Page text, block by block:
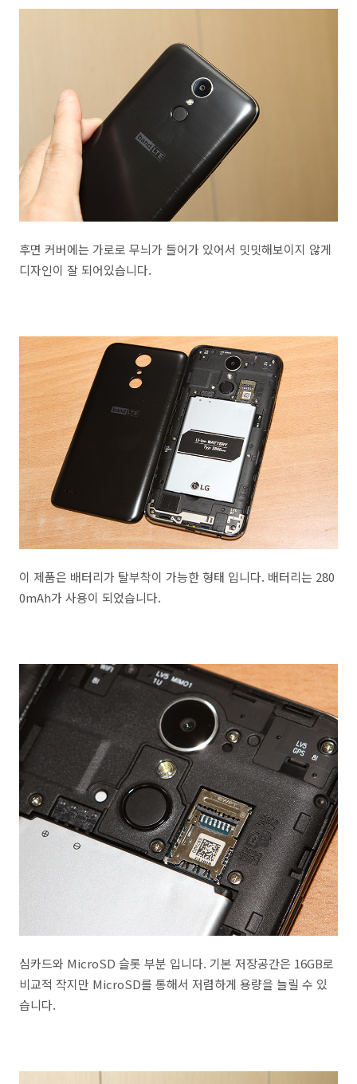
후면 커버에는 가로로 무늬가 들어가 있어서 밋밋해보이지 않게
디자인이 잘 되어있습니다.
이 제품은 배터리가 탈부착이 가능한 형태 입니다. 배터리는 280
0mAh가 사용이 되었습니다.
심카드와 MicroSD 슬롯 부분 입니다. 기본 저장공간은 16GB로
비교적 작지만 MicroSD를 통해서 저렴하게 용량을 늘릴 수 있
습니다.